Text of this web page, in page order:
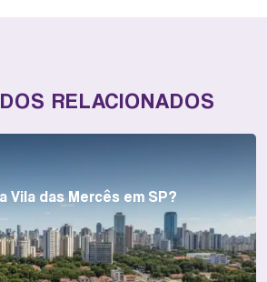
RELACIONADOS
Vila das Mercês em SP?